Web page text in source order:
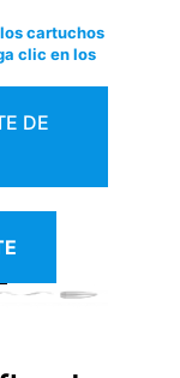
cartuchos
clic en los
DE